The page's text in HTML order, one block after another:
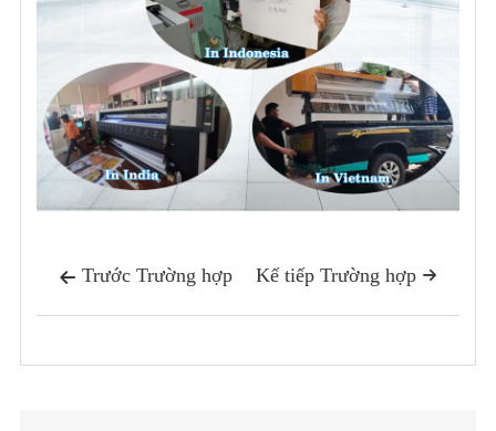
 Trước Trường hợp 
Kế tiếp Trường hợp